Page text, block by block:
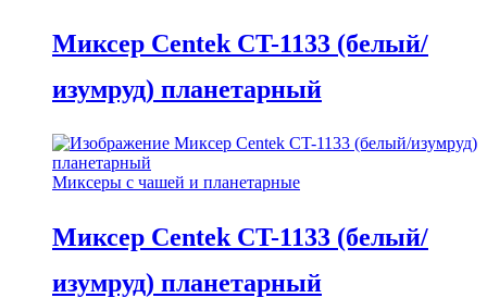
Миксер Centek CT-1133 (белый/
изумруд) планетарный
Миксеры с чашей и планетарные
Миксер Centek CT-1133 (белый/
изумруд) планетарный